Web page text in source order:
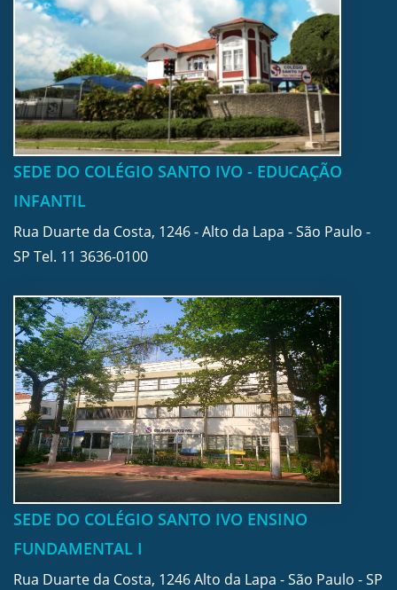
SEDE DO COLÉGIO SANTO IVO - EDUCAÇÃO
INFANTIL
Rua Duarte da Costa, 1246 - Alto da Lapa - São Paulo -
SP Tel. 11 3636-0100
SEDE DO COLÉGIO SANTO IVO ENSINO
FUNDAMENTAL I
Rua Duarte da Costa, 1246 Alto da Lapa - São Paulo - SP